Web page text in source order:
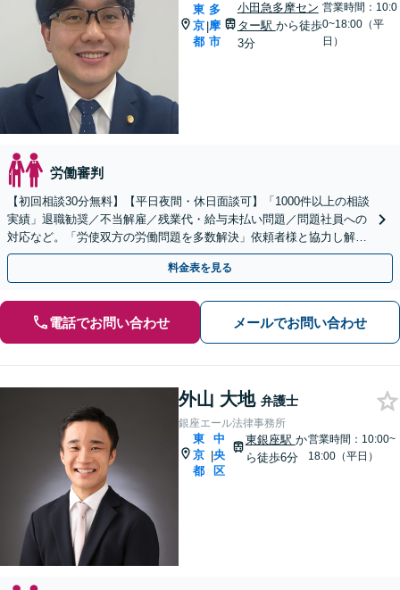
東
京
都
|
多
摩
市
小田急多摩セン
ター駅 から徒歩
3分
営業時間：10:0
0~18:00（平
日）
労働審判
【初回相談30分無料】【平日夜間・休日面談可】「1000件以上の相談
実績」退職勧奨／不当解雇／残業代・給与未払い問題／問題社員への
対応など。「労使双方の労働問題を多数解決」依頼者様と協力し解決
に向け尽力いたします！顧問契約も1.1万〜可能
料金表を見る
電話でお問い合わせ メールでお問い合わせ
外山 大地 弁護士
銀座エール法律事務所
東
京
都
|
中
央
区
東銀座駅 か
ら徒歩6分
営業時間：10:00~
18:00（平日）